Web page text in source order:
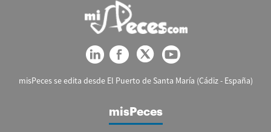
misPeces se edita desde El Puerto de Santa María (Cádiz - España)
misPeces